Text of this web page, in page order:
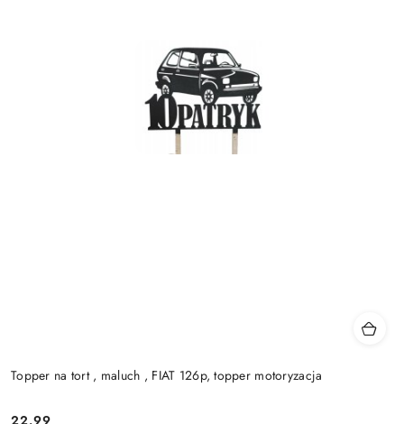
Topper na tort , maluch , FIAT 126p, topper motoryzacja